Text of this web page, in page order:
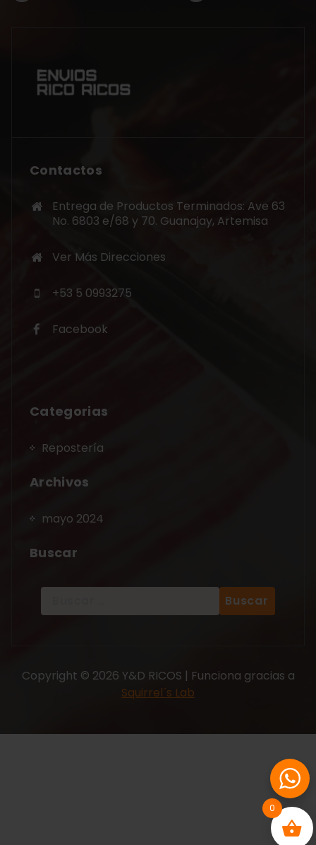
Contactos
Entrega de Productos Terminados: Ave 63
No. 6803 e/68 y 70. Guanajay, Artemisa
Ver Más Direcciones
+53 5 0993275
Facebook
Categorias
Repostería
Archivos
mayo 2024
Buscar
Copyright © 2026 Y&D RICOS | Funciona gracias a
Squirrel´s Lab
0